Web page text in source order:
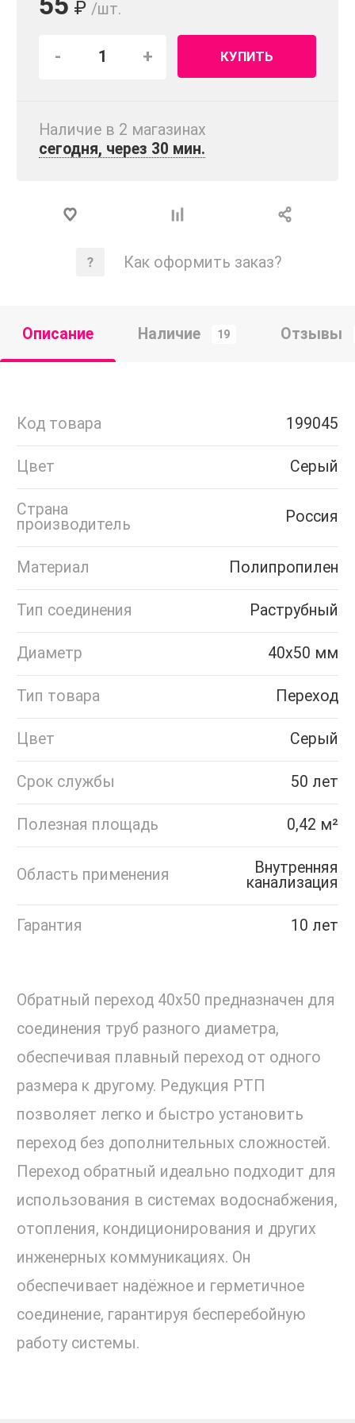
₽ /шт.
- + КУПИТЬ
Наличие в 2 магазинах
сегодня, через 30 мин.
Как оформить заказ?
Описание Наличие 19 Отзывы
Код товара 199045
Цвет Серый
Страна
производитель
Россия
Материал Полипропилен
Тип соединения Раструбный
Диаметр 40х50 мм
Тип товара Переход
Цвет Серый
Срок службы 50 лет
Полезная площадь 0,42 м²
Область применения
Внутренняя
канализация
Гарантия 10 лет
Обратный переход 40х50 предназначен для
соединения труб разного диаметра,
обеспечивая плавный переход от одного
размера к другому. Редукция РТП
позволяет легко и быстро установить
переход без дополнительных сложностей.
Переход обратный идеально подходит для
использования в системах водоснабжения,
отопления, кондиционирования и других
инженерных коммуникациях. Он
обеспечивает надёжное и герметичное
соединение, гарантируя бесперебойную
работу системы.